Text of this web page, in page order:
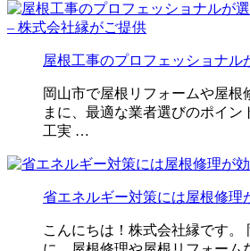
屋根工事のプロフェッショナ
岡山市で屋根リフォームや屋根
まに、最適な業者選びのポイン
工実 …
省エネルギー対策には屋根修理
こんにちは！株式会社縁です。